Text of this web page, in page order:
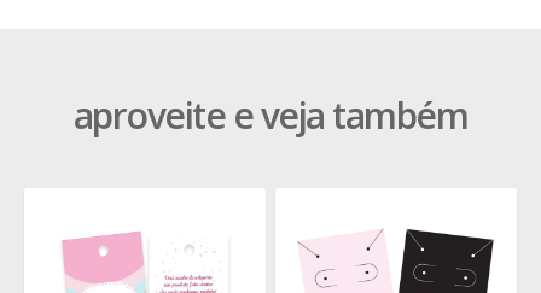
aproveite e veja também